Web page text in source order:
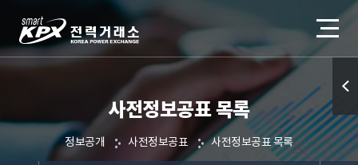
사전정보공표 목록
정보공개 사전정보공표 사전정보공표 목록
퀵메
뉴 열
기